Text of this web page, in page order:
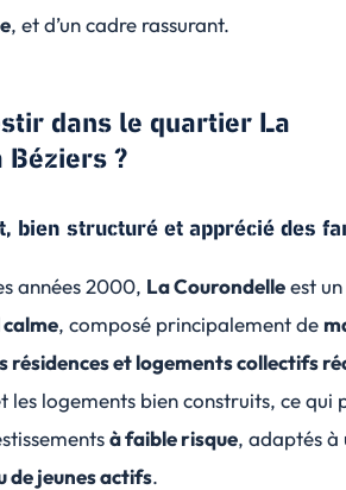
, et d’un cadre rassurant.
dans le quartier La
Béziers ?
bien structuré et apprécié des
années 2000, La Courondelleest un
, composé principalement de
résidences et logements collectifs
les logements bien construits, ce qui
à faible risque, adaptés à
de jeunes actifs.